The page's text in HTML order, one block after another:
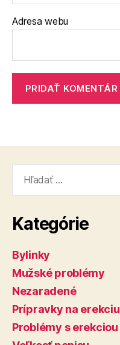
Adresa webu
Kategórie
Bylinky
Mužské problémy
Nezaradené
Prípravky na erekciu
Problémy s erekciou